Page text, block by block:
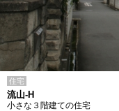
住宅
流山-H
小さな３階建ての住宅